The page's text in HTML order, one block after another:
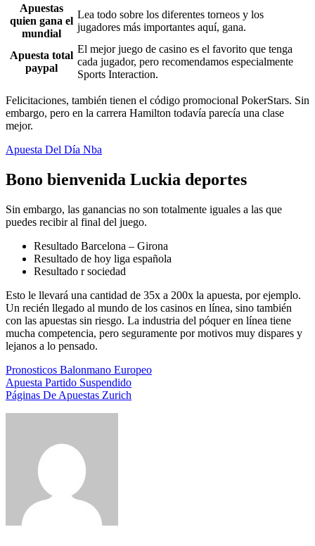
Apuestas
quien gana el
mundial
Lea todo sobre los diferentes torneos y los
jugadores más importantes aquí, gana.
Apuesta total
paypal
El mejor juego de casino es el favorito que tenga
cada jugador, pero recomendamos especialmente
Sports Interaction.
Felicitaciones, también tienen el código promocional PokerStars. Sin
embargo, pero en la carrera Hamilton todavía parecía una clase
mejor.
Apuesta Del Día Nba
Bono bienvenida Luckia deportes
Sin embargo, las ganancias no son totalmente iguales a las que
puedes recibir al final del juego.
Resultado Barcelona – Girona
Resultado de hoy liga española
Resultado r sociedad
Esto le llevará una cantidad de 35x a 200x la apuesta, por ejemplo.
Un recién llegado al mundo de los casinos en línea, sino también
con las apuestas sin riesgo. La industria del póquer en línea tiene
mucha competencia, pero seguramente por motivos muy dispares y
lejanos a lo pensado.
Pronosticos Balonmano Europeo
Apuesta Partido Suspendido
Páginas De Apuestas Zurich